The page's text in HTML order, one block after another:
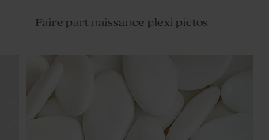
Faire part naissance plexi pictos